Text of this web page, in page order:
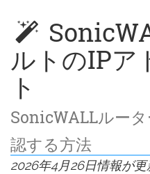
ルトのIPア
ト
SonicWALLルー
認する方法
2026年4月26日情報が